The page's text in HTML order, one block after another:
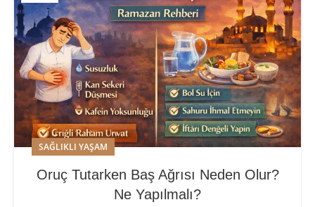
SAĞLIKLI YAŞAM
Oruç Tutarken Baş Ağrısı Neden Olur?
Ne Yapılmalı?